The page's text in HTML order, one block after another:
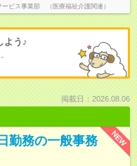
ビス事業部 （医療福祉介護関連）
よう♪
掲載日：2026.08.06
NEW
勤務の一般事務